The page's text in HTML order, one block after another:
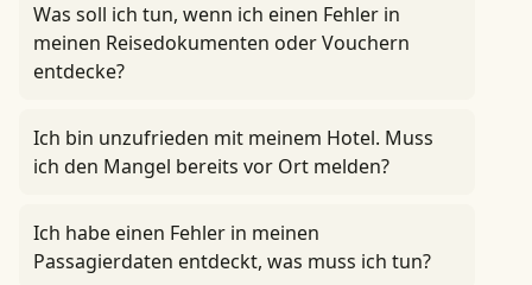
Was soll ich tun, wenn ich einen Fehler in
meinen Reisedokumenten oder Vouchern
entdecke?
Ich bin unzufrieden mit meinem Hotel. Muss
ich den Mangel bereits vor Ort melden?
Ich habe einen Fehler in meinen
Passagierdaten entdeckt, was muss ich tun?